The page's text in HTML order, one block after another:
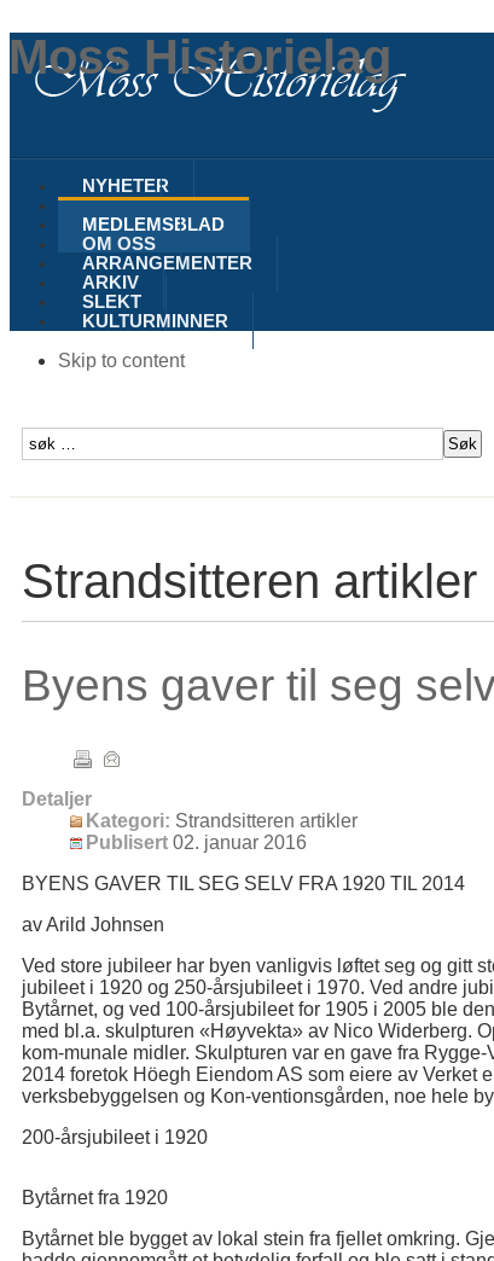
Moss Historielag
NYHETER
MOSS
MEDLEMSBLAD
OM OSS
ARRANGEMENTER
ARKIV
SLEKT
KULTURMINNER
Skip to content
Strandsitteren artikler
Byens gaver til seg
Detaljer
Kategori: Strandsitteren artikler
Publisert 02. januar 2016
BYENS GAVER TIL SEG SELV FRA 1920 TIL 2014
av Arild Johnsen
Ved store jubileer har byen vanligvis løftet seg og gitt
jubileet i 1920 og 250-årsjubileet i 1970. Ved andre
Bytårnet, og ved 100-årsjubileet for 1905 i 2005 ble
med bl.a. skulpturen «Høyvekta» av Nico Widerberg.
kom-munale midler. Skulpturen var en gave fra
2014 foretok Höegh Eiendom AS som eiere av Verket
verksbebyggelsen og Kon-ventionsgården, noe hele
200-årsjubileet i 1920
Bytårnet fra 1920
Bytårnet ble bygget av lokal stein fra fjellet omkring.